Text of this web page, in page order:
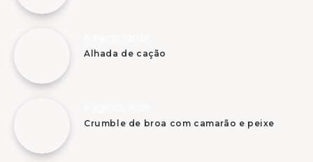
Alhada de cação
Crumble de broa com camarão e peixe